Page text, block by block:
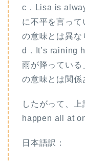
c．Lisa is
に不平を言っ
の意味とは異な
d．It’s raining
雨が降っている
の意味とは関係
したがって、
happen all at
日本語訳：